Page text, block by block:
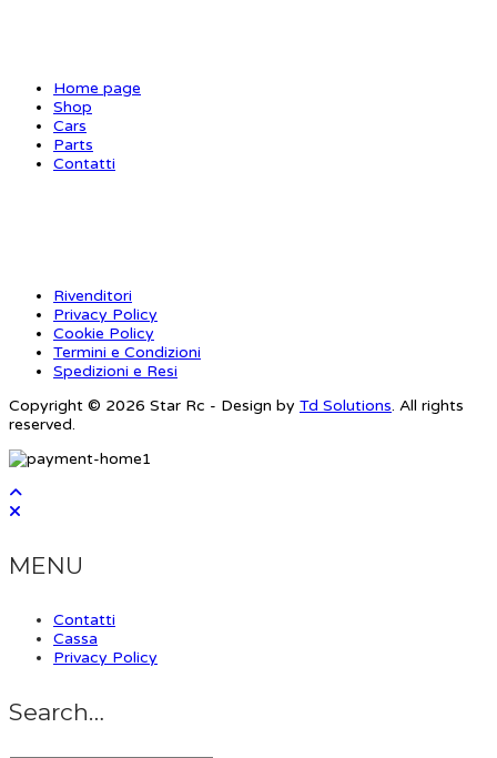
Home page
Shop
Cars
Parts
Contatti
Rivenditori
Privacy Policy
Cookie Policy
Termini e Condizioni
Spedizioni e Resi
Copyright © 2026 Star Rc - Design by Td Solutions. All rights
reserved.
MENU
Contatti
Cassa
Privacy Policy
Search…